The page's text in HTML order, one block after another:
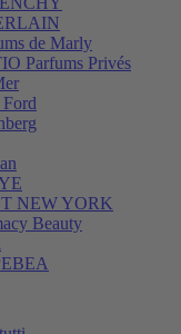
de Marly
Parfums Privés
NEW YORK
Beauty